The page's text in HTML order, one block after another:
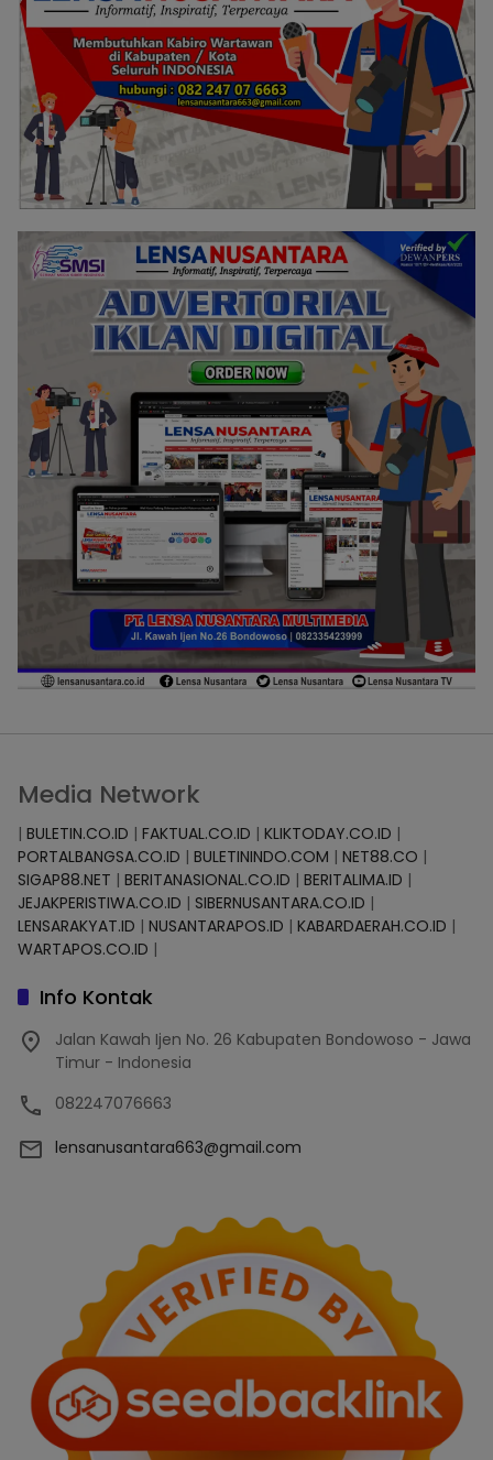
Media Network
| BULETIN.CO.ID | FAKTUAL.CO.ID | KLIKTODAY.CO.ID |
PORTALBANGSA.CO.ID | BULETININDO.COM | NET88.CO |
SIGAP88.NET | BERITANASIONAL.CO.ID | BERITALIMA.ID |
JEJAKPERISTIWA.CO.ID | SIBERNUSANTARA.CO.ID |
LENSARAKYAT.ID | NUSANTARAPOS.ID | KABARDAERAH.CO.ID |
WARTAPOS.CO.ID |
Info Kontak
Jalan Kawah Ijen No. 26 Kabupaten Bondowoso - Jawa
Timur - Indonesia
082247076663
lensanusantara663@gmail.com